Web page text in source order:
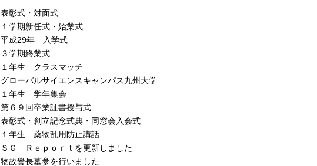
表彰式・対面式
１学期新任式・始業式
平成29年 入学式
３学期終業式
１年生 クラスマッチ
グローバルサイエンスキャンパス九州大学
１年生 学年集会
第６９回卒業証書授与式
表彰式・創立記念式典・同窓会入会式
１年生 薬物乱用防止講話
ＳＧ Ｒｅｐｏｒｔを更新しました
物故黌長墓参を行いました